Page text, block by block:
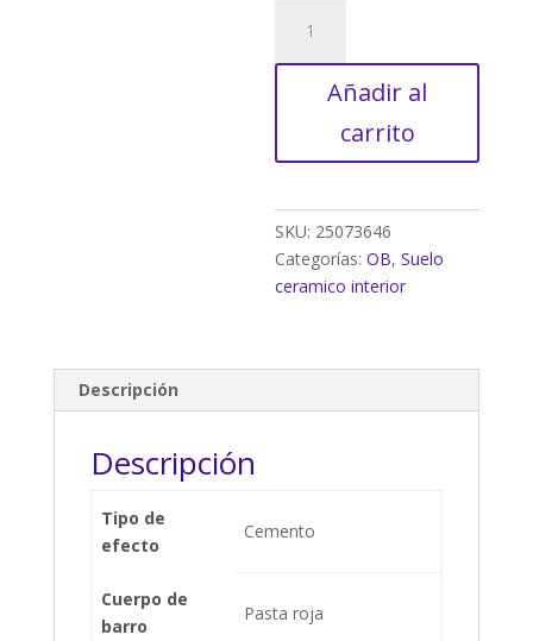
CERAMICO
INTERIOR
45X45CM
GRAFITO
Añadir al
carrito
SKU: 25073646
Categorías:OB,Suelo
ceramico interior
Descripción
Descripción
Tipo de
efecto
Cemento
Cuerpo de
barro
Pasta roja